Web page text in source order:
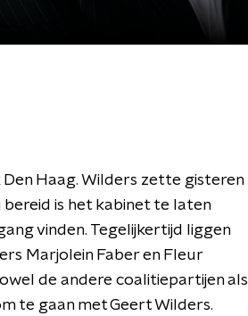
Haag. Wilders zette gisteren
is het kabinet te laten
vinden. Tegelijkertijd liggen
Marjolein Faber en Fleur
de andere coalitiepartijen als
te gaan met Geert Wilders.